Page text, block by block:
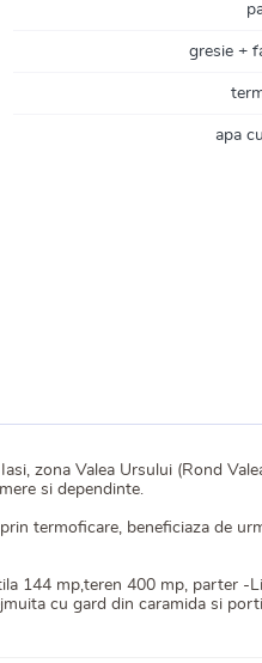
gresie +
apa
zona Valea Ursului (Rond
si dependinte.
termoficare, beneficiaza de
144 mp,teren 400 mp, parter -
cu gard din caramida si